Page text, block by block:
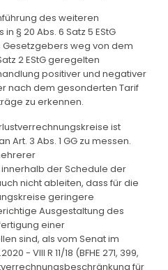
des weiteren
§ 20 Abs. 6 Satz 5 EStG
weg von dem
2 EStG geregelten
positiver und negativer
nach dem gesonderten Tarif
zu erkennen.
ist
Art. 3 Abs. 1 GG zu messen.
der Schedule der
nicht ableiten, dass für die
geringere
Ausgestaltung des
einer
sind, als vom Senat im
- VIII R 11/18 (BFHE 271, 399,
für